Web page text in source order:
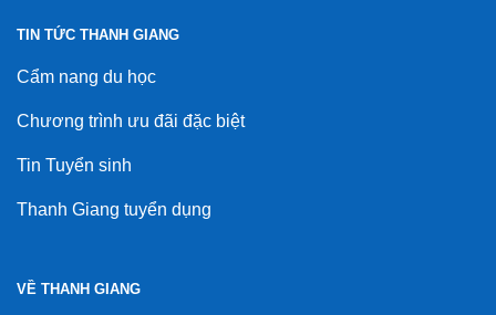
TIN TỨC THANH GIANG
Cẩm nang du học
Chương trình ưu đãi đặc biệt
Tin Tuyển sinh
Thanh Giang tuyển dụng
VỀ THANH GIANG